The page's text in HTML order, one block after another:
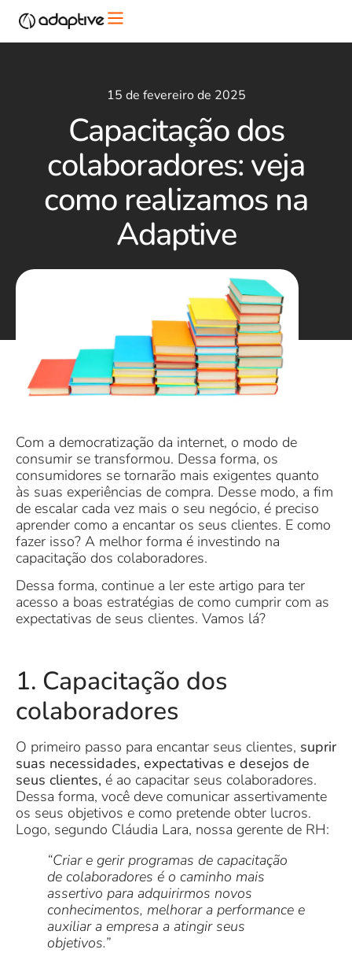
15 de fevereiro de 2025
Capacitação dos
colaboradores: veja
como realizamos na
Adaptive
Com a democratização da internet, o modo de
consumir se transformou. Dessa forma, os
consumidores se tornarão mais exigentes quanto
às suas experiências de compra. Desse modo, a fim
de escalar cada vez mais o seu negócio, é preciso
aprender como a encantar os seus clientes. E como
fazer isso? A melhor forma é investindo na
capacitação dos colaboradores.
Dessa forma, continue a ler este artigo para ter
acesso a boas estratégias de como cumprir com as
expectativas de seus clientes. Vamos lá?
1. Capacitação dos
colaboradores
O primeiro passo para encantar seus clientes, suprir
suas necessidades, expectativas e desejos de
seus clientes, é ao capacitar seus colaboradores.
Dessa forma, você deve comunicar assertivamente
os seus objetivos e como pretende obter lucros.
Logo, segundo Cláudia Lara, nossa gerente de RH:
“Criar e gerir programas de capacitação
de colaboradores é o caminho mais
assertivo para adquirirmos novos
conhecimentos, melhorar a performance e
auxiliar a empresa a atingir seus
objetivos.”